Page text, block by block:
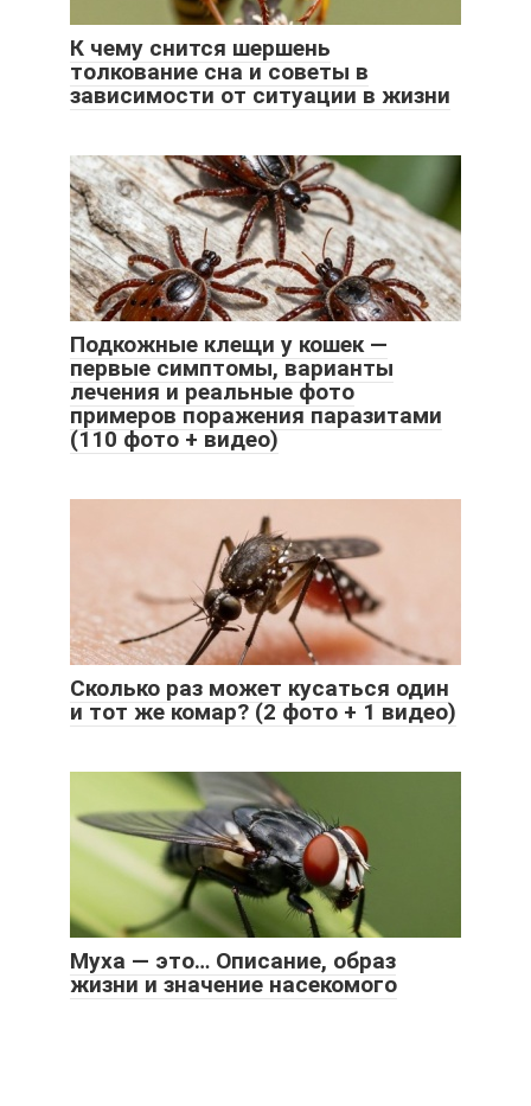
К чему снится шершень
толкование сна и советы в
зависимости от ситуации в жизни
Подкожные клещи у кошек —
первые симптомы, варианты
лечения и реальные фото
примеров поражения паразитами
(110 фото + видео)
Сколько раз может кусаться один
и тот же комар? (2 фото + 1 видео)
Муха — это… Описание, образ
жизни и значение насекомого